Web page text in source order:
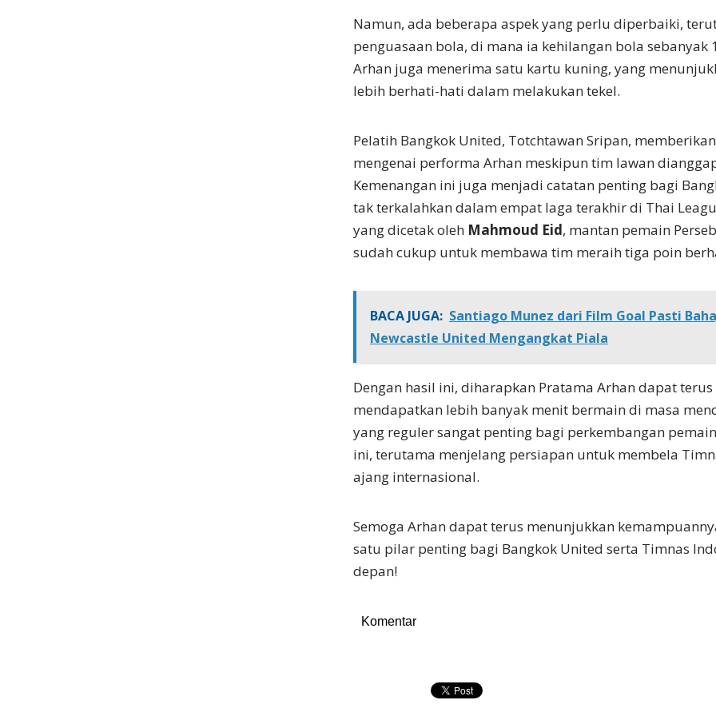
Namun, ada beberapa aspek yang perlu diperbaiki,
penguasaan bola, di mana ia kehilangan bola sebanyak
Arhan juga menerima satu kartu kuning, yang
lebih berhati-hati dalam melakukan tekel.
Pelatih Bangkok United, Totchtawan Sripan,
mengenai performa Arhan meskipun tim lawan
Kemenangan ini juga menjadi catatan penting bagi
tak terkalahkan dalam empat laga terakhir di Thai
yang dicetak oleh Mahmoud Eid, mantan pemain
sudah cukup untuk membawa tim meraih tiga poin
BACA JUGA: Santiago Munez dari Film Goal Pasti
Newcastle United Mengangkat Piala
Dengan hasil ini, diharapkan Pratama Arhan dapat
mendapatkan lebih banyak menit bermain di masa
yang reguler sangat penting bagi perkembangan
ini, terutama menjelang persiapan untuk membela
ajang internasional.
Semoga Arhan dapat terus menunjukkan
satu pilar penting bagi Bangkok United serta Timnas
depan!
Komentar